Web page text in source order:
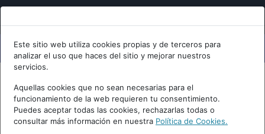
Este sitio web utiliza cookies propias y de terceros para
analizar el uso que haces del sitio y mejorar nuestros
servicios.
Aquellas cookies que no sean necesarias para el
funcionamiento de la web requieren tu consentimiento.
Puedes aceptar todas las cookies, rechazarlas todas o
consultar más información en nuestra Política de Cookies.